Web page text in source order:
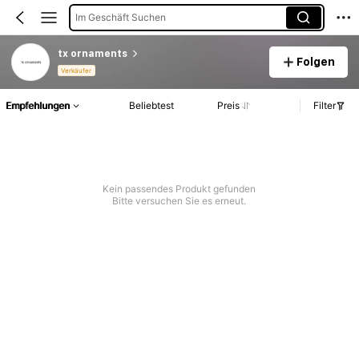
Im Geschäft Suchen
tx ornaments
Verkäufer
Folgen
Empfehlungen Beliebtest Preis Filter
Kein passendes Produkt gefunden
Bitte versuchen Sie es erneut.